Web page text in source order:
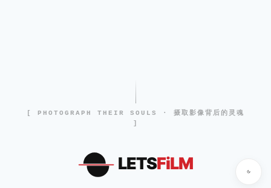
[ PHOTOGRAPH THEIR SOULS · 摄取影像背后的灵魂
]
LETSFiLM